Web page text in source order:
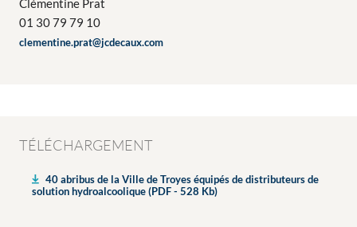
Clémentine Prat
01 30 79 79 10
clementine.prat@jcdecaux.com
TÉLÉCHARGEMENT
40 abribus de la Ville de Troyes équipés de distributeurs de
solution hydroalcoolique (PDF - 528 Kb)